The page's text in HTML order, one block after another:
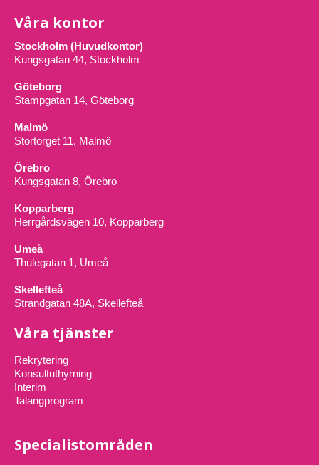
Våra kontor
Stockholm (Huvudkontor)
Kungsgatan 44, Stockholm
Göteborg
Stampgatan 14, Göteborg
Malmö
Stortorget 11, Malmö
Örebro
Kungsgatan 8, Örebro
Kopparberg
Herrgårdsvägen 10, Kopparberg
Umeå
Thulegatan 1, Umeå
Skellefteå
Strandgatan 48A, Skellefteå
Våra tjänster
Rekrytering
Konsultuthyrning
Interim
Talangprogram
Specialistområden